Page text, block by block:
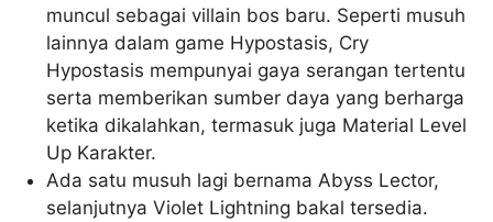
muncul sebagai villain bos baru. Seperti musuh
lainnya dalam game Hypostasis, Cry
Hypostasis mempunyai gaya serangan tertentu
serta memberikan sumber daya yang berharga
ketika dikalahkan, termasuk juga Material Level
Up Karakter.
Ada satu musuh lagi bernama Abyss Lector,
selanjutnya Violet Lightning bakal tersedia.